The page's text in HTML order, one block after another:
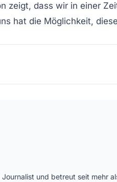
zeigt, dass wir in einer
hat die Möglichkeit,
und betreut seit mehr